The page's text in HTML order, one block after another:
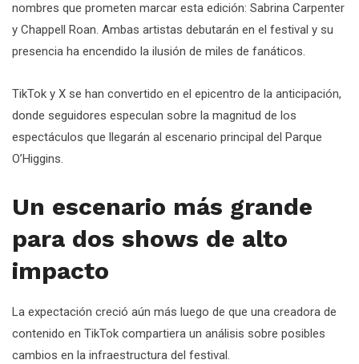
nombres que prometen marcar esta edición: Sabrina Carpenter
y Chappell Roan. Ambas artistas debutarán en el festival y su
presencia ha encendido la ilusión de miles de fanáticos.
TikTok y X se han convertido en el epicentro de la anticipación,
donde seguidores especulan sobre la magnitud de los
espectáculos que llegarán al escenario principal del Parque
O’Higgins.
Un escenario más grande
para dos shows de alto
impacto
La expectación creció aún más luego de que una creadora de
contenido en TikTok compartiera un análisis sobre posibles
cambios en la infraestructura del festival.